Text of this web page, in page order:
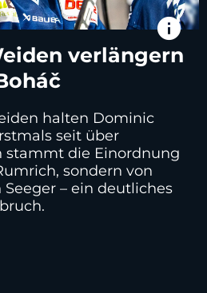
info
verlängern
halten Dominic
seit über
stammt die Einordnung
sondern von
– ein deutliches